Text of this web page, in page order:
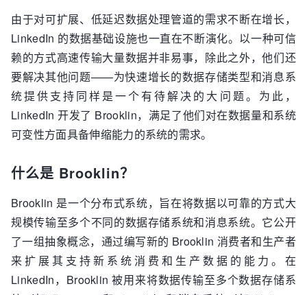
由于对可扩展、低延迟数据处理管道的需求不断在增长，
LinkedIn 的数据基础设施也一直在不断演化。以一种可信
赖的方式高速传输大量数据并非易事，除此之外，他们还
要解决其他问题——为快速增长的数据存储类型和消息系
统提供支持同样是一个有待解决的大问题。为此，
LinkedIn 开发了 Brooklin，满足了他们对在数据量和系统
可变性方面具备伸缩能力的系统的需求。
什么是 Brooklin？
Brooklin 是一个分布式系统，旨在将数据以可靠的方式大
规模传输至多个不同的数据存储系统和消息系统。它公开
了一组抽象概念，通过编写新的 Brooklin 消费者和生产者
来扩展其支持新系统消费和生产数据的能力。在
LinkedIn，Brooklin 被用来将数据传输至多个数据存储系